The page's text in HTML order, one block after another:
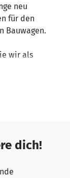
neu
für den
Bauwagen.
wir als
Kißlegg
dich!